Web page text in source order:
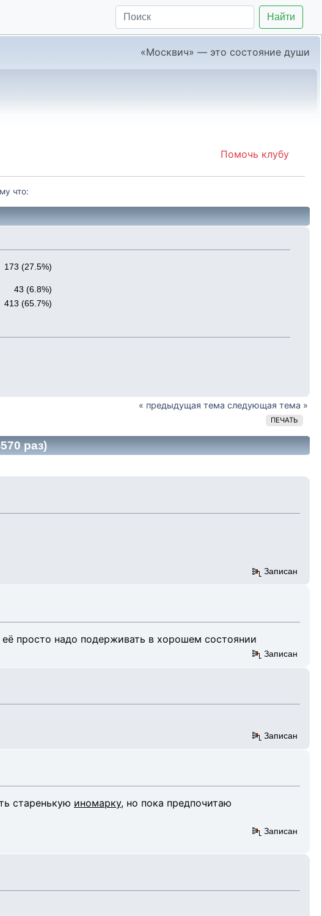
Найти
«Москвич» — это состояние души
Помочь клубу
что:
173 (27.5%)
43 (6.8%)
413 (65.7%)
« предыдущая тема следующая тема »
ПЕЧАТЬ
раз)
Записан
просто надо подерживать в хорошем состоянии
Записан
Записан
старенькую иномарку, но пока предпочитаю
Записан